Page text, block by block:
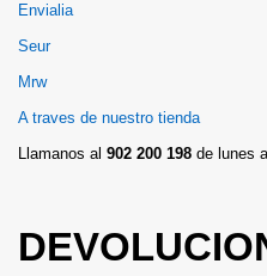
Envialia
Seur
Mrw
A traves de nuestro tienda
Llamanos al 902 200 198 de lunes